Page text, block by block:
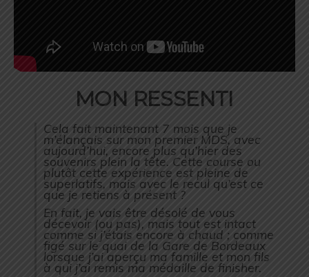
MON RESSENTI
Cela fait maintenant 7 mois que je
m’élançais sur mon premier MDS, avec
aujourd’hui, encore plus qu’hier des
souvenirs plein la tête. Cette course ou
plutôt cette expérience est pleine de
superlatifs, mais avec le recul qu’est ce
que je retiens à présent ?
En fait, je vais être désolé de vous
décevoir (ou pas), mais tout est intact
comme si j’étais encore à chaud ; comme
figé sur le quai de la Gare de Bordeaux
lorsque j’ai aperçu ma famille et mon fils
à qui j’ai remis ma médaille de finisher.